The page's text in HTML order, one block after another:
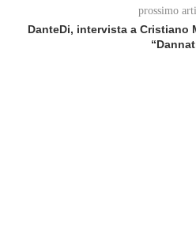
prossimo
DanteDi, intervista a Cristiano